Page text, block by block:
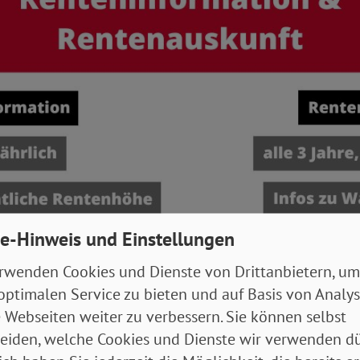
alle Inhalte, die auch in der Renteninformation auftauchen. Dazu
Hinweis und Einstellungen
Cookies und Dienste von Drittanbietern,
Service zu bieten und auf Basis von
Webseiten weiter zu verbessern. Sie können selbst
welche Cookies und Dienste wir verwenden